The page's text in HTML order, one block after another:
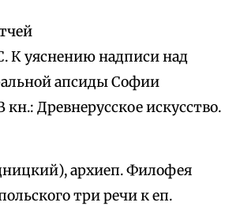
К уяснению надписи над
апсиды Софии
Древнерусское искусство.
архиеп. Филофея
три речи к еп.